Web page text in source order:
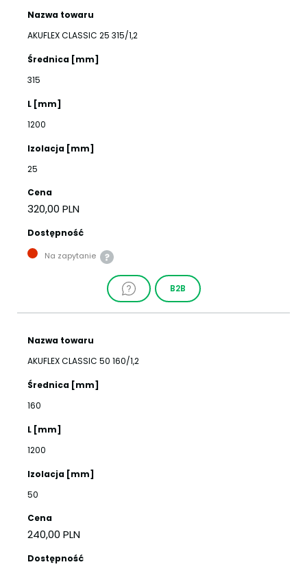
Nazwa towaru
AKUFLEX CLASSIC 25 315/1,2
Średnica [mm]
315
L [mm]
1200
Izolacja [mm]
25
Cena
320,00 PLN
Dostępność
Na zapytanie
B2B
Nazwa towaru
AKUFLEX CLASSIC 50 160/1,2
Średnica [mm]
160
L [mm]
1200
Izolacja [mm]
50
Cena
240,00 PLN
Dostępność